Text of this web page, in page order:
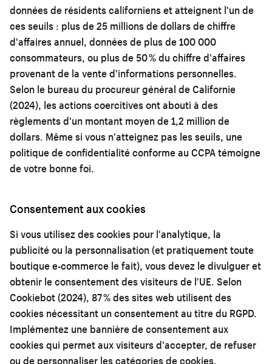
données de résidents californiens et atteignent l'un de
ces seuils : plus de 25 millions de dollars de chiffre
d'affaires annuel, données de plus de 100 000
consommateurs, ou plus de 50 % du chiffre d'affaires
provenant de la vente d'informations personnelles.
Selon le bureau du procureur général de Californie
(2024), les actions coercitives ont abouti à des
règlements d'un montant moyen de 1,2 million de
dollars. Même si vous n'atteignez pas les seuils, une
politique de confidentialité conforme au CCPA témoigne
de votre bonne foi.
Consentement aux cookies
Si vous utilisez des cookies pour l'analytique, la
publicité ou la personnalisation (et pratiquement toute
boutique e-commerce le fait), vous devez le divulguer et
obtenir le consentement des visiteurs de l'UE. Selon
Cookiebot (2024), 87 % des sites web utilisent des
cookies nécessitant un consentement au titre du RGPD.
Implémentez une bannière de consentement aux
cookies qui permet aux visiteurs d'accepter, de refuser
ou de personnaliser les catégories de cookies.